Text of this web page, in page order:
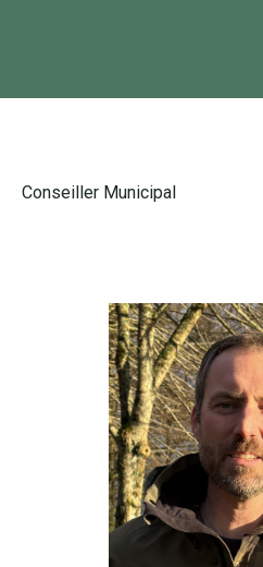
Conseiller Municipal